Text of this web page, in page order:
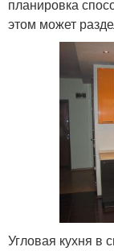
планировка
этом может
Угловая кухня в